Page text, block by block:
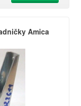
Amica